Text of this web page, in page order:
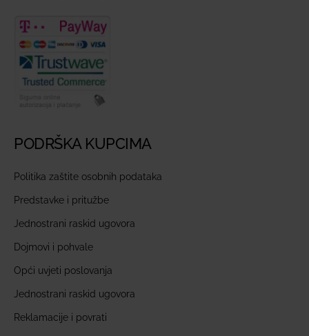
PODRŠKA KUPCIMA
Politika zaštite osobnih podataka
Predstavke i pritužbe
Jednostrani raskid ugovora
Dojmovi i pohvale
Opći uvjeti poslovanja
Jednostrani raskid ugovora
Reklamacije i povrati